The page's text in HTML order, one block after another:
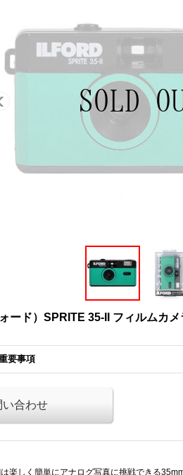
ード）SPRITE 35-II フィルムカ
要事項
い合わせ
楽しく簡単にアナログ写真に挑戦できる